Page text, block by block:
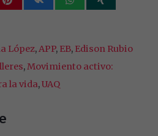
López,APP, EB, Edison Rubio
,Movimiento activo:
la vida,UAQ